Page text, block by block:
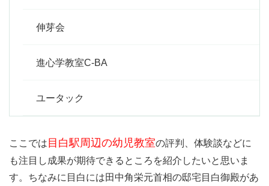
伸芽会
進心学教室C-BA
ユータック
ここでは 目白駅周辺の幼児教室の評判、体験談などに
も注目し成果が期待できるところを紹介したいと思いま
す。ちなみに目白には田中角栄元首相の邸宅目白御殿があ